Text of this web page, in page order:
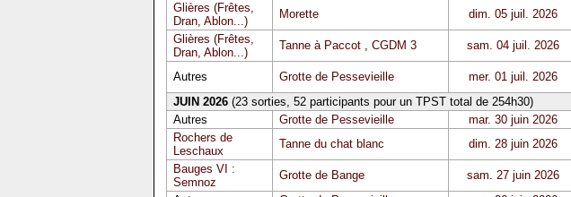
Glières (Frêtes,
Dran, Ablon...)
Morette dim. 05 juil. 2026
Glières (Frêtes,
Dran, Ablon...)
Tanne à Paccot, CGDM 3 sam. 04 juil. 2026
Autres Grotte de Pessevieille mer. 01 juil. 2026
JUIN 2026(23 sorties, 52 participants pour un TPST total de 254h30)
Autres
Grotte de Pessevieille mar. 30 juin 2026
Rochers de
Leschaux
Tanne du chat blanc dim. 28 juin 2026
Bauges VI :
Semnoz
Grotte de Bange sam. 27 juin 2026